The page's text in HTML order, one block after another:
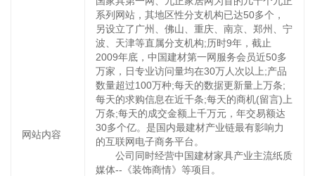
网站内容
系列网站，其地区性分支机构已达50多个，
另设立了广州、佛山、重庆、南京、郑州、宁
波、天津等直属分支机构;历时9年，截止
2009年底，中国建材第一网服务会员近50多
万家，日专业访问量均在30万人次以上;产品
数量超过100万种;每天的数据更新量上万条;
每天的求购信息在近千条;每天的商机(留言)上
万条;每天的成交金额上千万元，年交易额达
30多个亿。是国内最建材产业链最有影响力
的互联网电子商务平台。
公司同时经营中国建材家具产业主流纸质
媒体--《装饰商情》等项目。